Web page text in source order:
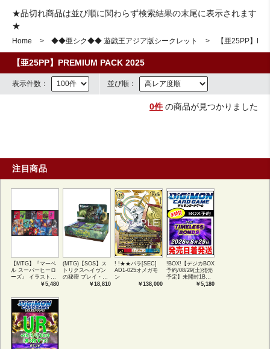
★品切れ商品は並び順に関わらず検索結果の末尾に表示されます
★
Home ◆◆亜シク◆◆ 遊戯王アジア版シークレット 【亜25PP】
【亜25PP】PREMIUM PACK 2025
表示件数： 並び順：
0件の商品が見つかりました
注目商品
【MTG】『マーベ
ル スーパーヒーロ
ーズ』 イラストコ
レクション 54種コ
アートカード(JPN)
￥5,480
(MTG)【SOS】ス
トリクスヘイヴン
の秘密 プレイ・ブ
ースター1BOX日本
￥18,810
! !★★パラ[SEC]
AD1-025オメガモ
ン
￥138,000
!BOX!【デジカBOX
予約/08/29(土)発売
予定】未開封1BOX
￥5,180